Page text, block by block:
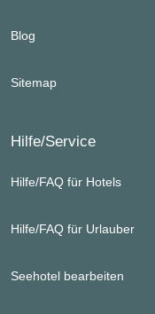
Blog
Sitemap
Hilfe/Service
Hilfe/FAQ für Hotels
Hilfe/FAQ für Urlauber
Seehotel bearbeiten